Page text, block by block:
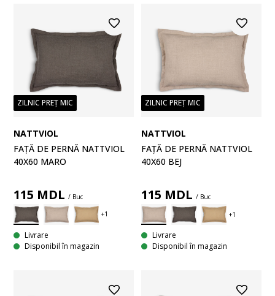
ZILNIC PREȚ MIC
NATTVIOL
FAȚĂ DE PERNĂ NATTVIOL
40X60 MARO
115 MDL / Buc
Livrare
Disponibil în magazin
ZILNIC PREȚ MIC
NATTVIOL
FAȚĂ DE PERNĂ NATTVIOL
40X60 BEJ
115 MDL / Buc
Livrare
Disponibil în magazin